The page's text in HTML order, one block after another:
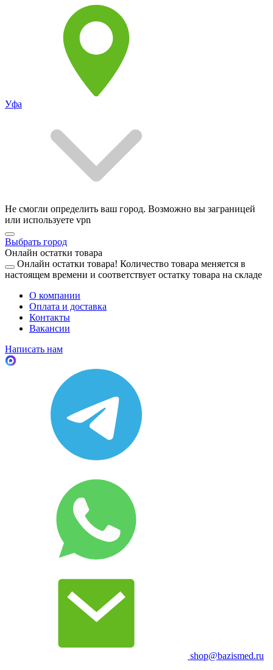
Уфа
Не смогли определить ваш город. Возможно вы заграницей
или используете vpn
Выбрать город
Онлайн остатки товара
Онлайн остатки товара! Количество товара меняется в
настоящем времени и соответствует остатку товара на складе
О компании
Оплата и доставка
Контакты
Вакансии
Написать нам
shop@bazismed.ru